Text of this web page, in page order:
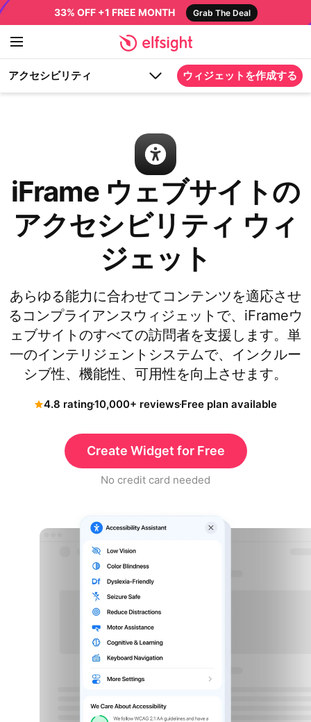
33% OFF +1 FREE MONTH Grab The Deal
アクセシビリティ ウィジェットを作成する
iFrame ウェブサイトの
アクセシビリティ ウィ
ジェット
あらゆる能力に合わせてコンテンツを適応させ
るコンプライアンスウィジェットで、iFrameウ
ェブサイトのすべての訪問者を支援します。単
一のインテリジェントシステムで、インクルー
シブ性、機能性、可用性を向上させます。
4.8 rating10,000+ reviewsFree plan available
Create Widget for Free
No credit card needed